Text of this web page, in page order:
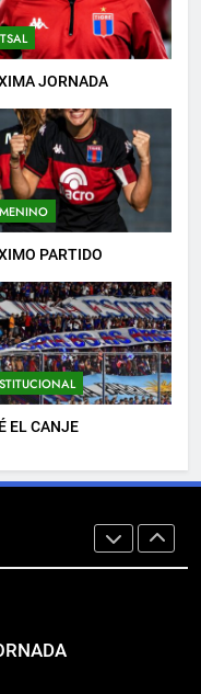
JORNADA
PARTIDO
EL CANJE
LOCAL